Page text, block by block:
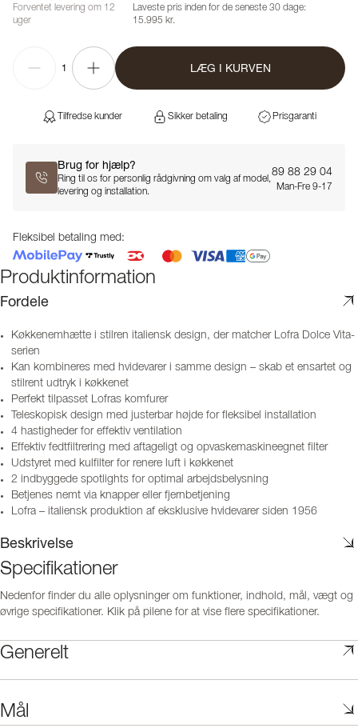
Forventet levering om 12
uger
Laveste pris inden for de seneste 30 dage:
15.995 kr.
1 LÆG I KURVEN
Tilfredse kunder Sikker betaling Prisgaranti
Brug for hjælp?
Ring til os for personlig rådgivning om valg af model,
levering og installation.
89 88 29 04
Man-Fre 9-17
Fleksibel betaling med:
Produktinformation
Fordele
Køkkenemhætte i stilren italiensk design, der matcher Lofra Dolce Vita-
serien
Kan kombineres med hvidevarer i samme design – skab et ensartet og
stilrent udtryk i køkkenet
Perfekt tilpasset Lofras komfurer
Teleskopisk design med justerbar højde for fleksibel installation
4 hastigheder for effektiv ventilation
Effektiv fedtfiltrering med aftageligt og opvaskemaskineegnet filter
Udstyret med kulfilter for renere luft i køkkenet
2 indbyggede spotlights for optimal arbejdsbelysning
Betjenes nemt via knapper eller fjernbetjening
Lofra – italiensk produktion af eksklusive hvidevarer siden 1956
Beskrivelse
Specifikationer
Nedenfor finder du alle oplysninger om funktioner, indhold, mål, vægt og
øvrige specifikationer. Klik på pilene for at vise flere specifikationer.
Generelt
Mål